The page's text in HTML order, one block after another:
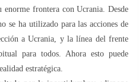
frontera con Ucrania. Desde
se ha utilizado para las acciones de
a Ucrania, y la línea del frente
para todos. Ahora esto puede
estratégica.